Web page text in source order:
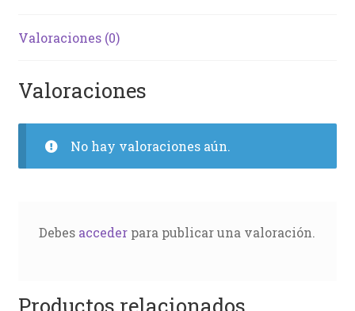
Valoraciones (0)
Valoraciones
No hay valoraciones aún.
Debes accederpara publicar una valoración.
Productos relacionados